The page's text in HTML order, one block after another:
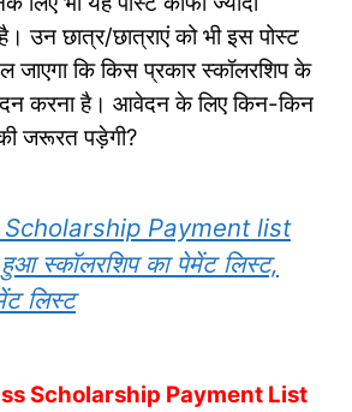
है। उन छात्र/छात्राएं को भी इस पोस्ट
जाएगा कि किस प्रकार स्कॉलरशिप के
करना है। आवेदन के लिए किन-किन
जरूरत पड़ेगी?
Scholarship Payment list
स्कॉलरशिप का पेमेंट लिस्ट,
लिस्ट
Scholarship Payment List